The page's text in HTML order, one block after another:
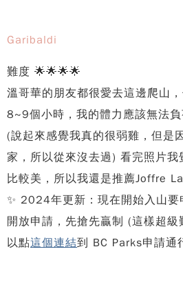
Garibaldi
難度 🌟🌟🌟🌟
溫哥華的朋友都很愛去這邊爬山
8~9個小時，我的體力應該無法
(說起來感覺我真的很弱雞，但是
家，所以從來沒去過) 看完照片
比較美，所以我還是推薦Joffre
✨ 2024年更新：現在開始入山要
開放申請，先搶先贏制 (這樣超
以點這個連結到 BC Parks申請通